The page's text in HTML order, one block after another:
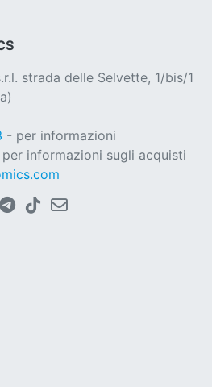
strada delle Selvette, 1/bis/1
- per informazioni
per informazioni sugli acquisti